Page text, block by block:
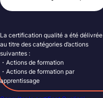
La certification qualité a été délivrée
au titre des catégories d’actions
suivantes :
・Actions de formation
・Actions de formation par
apprentissage